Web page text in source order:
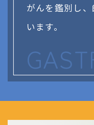
がんを鑑別し
います。